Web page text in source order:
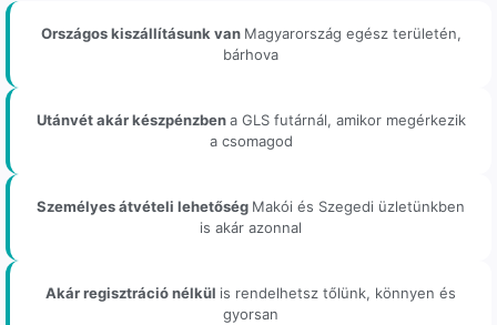
Országos kiszállításunk van Magyarország egész területén,
bárhova
Utánvét akár készpénzbena GLS futárnál, amikor megérkezik
a csomagod
Személyes átvételi lehetőség Makói és Szegedi üzletünkben
is akár azonnal
Akár regisztráció nélkül is rendelhetsz tőlünk, könnyen és
gyorsan